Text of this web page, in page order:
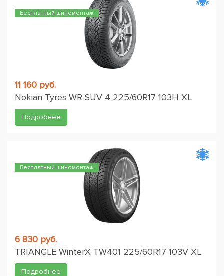
Бесплатный шиномонтаж
11 160 руб.
Nokian Tyres WR SUV 4 225/60R17 103H XL
Подробнее
Бесплатный шиномонтаж
6 830 руб.
TRIANGLE WinterX TW401 225/60R17 103V XL
Подробнее